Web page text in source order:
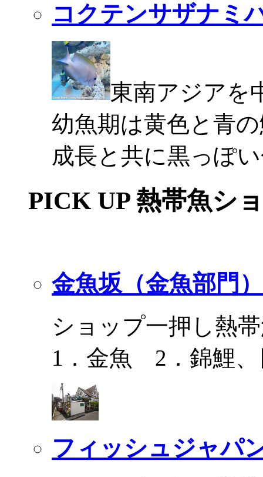
コクテンサザナミ
東南アジアを
幼魚期は黄色と青
成長と共に黒っぽ
PICK UP 熱帯魚シ
金魚坂（金魚部門）
ショップ一押し熱
1．金魚 2．錦鯉、
フィッシュジャパ